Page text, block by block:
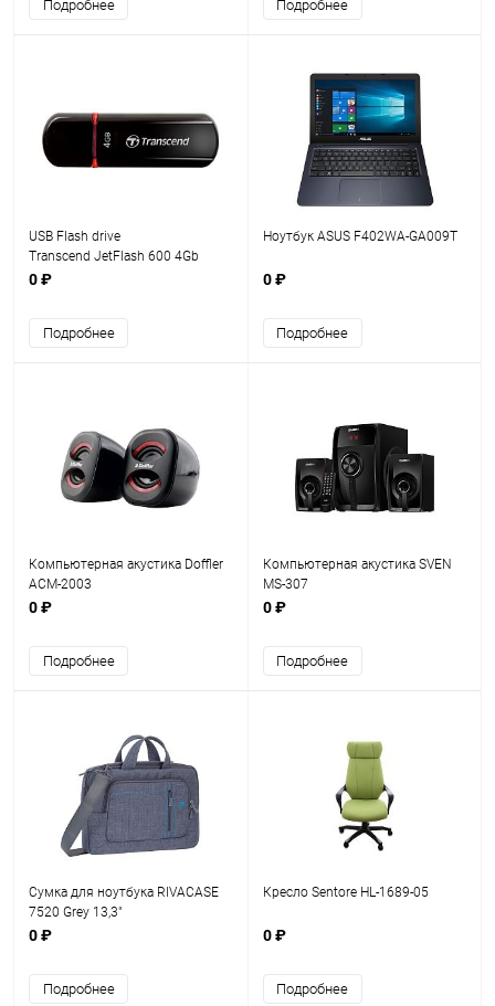
Подробнее Подробнее
USB Flash drive
Transcend JetFlash 600 4Gb
0 ₽
Подробнее
Ноутбук ASUS F402WA-GA009T
0 ₽
Подробнее
Компьютерная акустика Doffler
ACM-2003
0 ₽
Подробнее
Компьютерная акустика SVEN
MS-307
0 ₽
Подробнее
Сумка для ноутбука RIVACASE
7520 Grey 13,3"
0 ₽
Подробнее
Кресло Sentore HL-1689-05
0 ₽
Подробнее